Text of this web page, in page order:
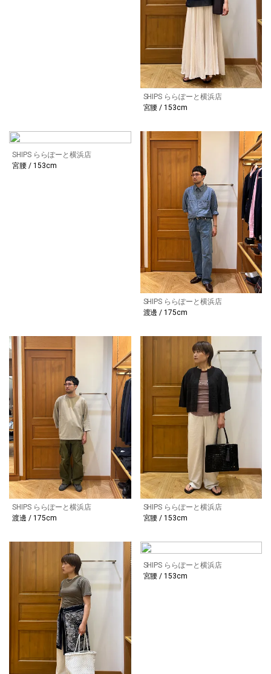
SHIPS ららぽーと横浜店
宮腰 / 153cm
SHIPS ららぽーと横浜店
宮腰 / 153cm
SHIPS ららぽーと横浜店
渡邊 / 175cm
SHIPS ららぽーと横浜店
渡邊 / 175cm
SHIPS ららぽーと横浜店
宮腰 / 153cm
SHIPS ららぽーと横浜店
宮腰 / 153cm